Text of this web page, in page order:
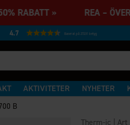
RABATT » REA –
4.7 Baserat på 27231 betyg
AKTIVITETER NYHETER
B
Therm-ic | Art